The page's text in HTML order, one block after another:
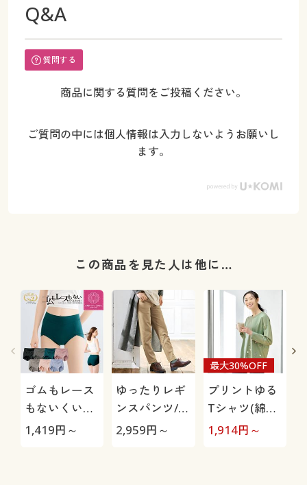
Q&A
質問する
商品に関する質問をご投稿ください。
ご質問の中には個人情報は入力しないようお願いし
ます。
この商品を見た人は他に…
ゴムもレース
もないくい込
みにくいショ
1,419円～
ゆったりレギ
ンスパンツ/細
見えが叶うら
2,959円～
プリントゆる
Tシャツ(綿
100%)
最大30%OFF
1,914円～